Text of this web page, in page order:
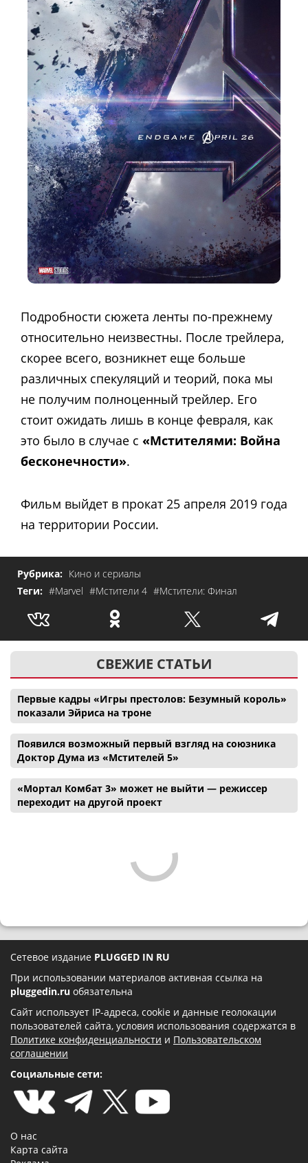
Подробности сюжета ленты по-прежнему
относительно неизвестны. После трейлера,
скорее всего, возникнет еще больше
различных спекуляций и теорий, пока мы
не получим полноценный трейлер. Его
стоит ожидать лишь в конце февраля, как
это было в случае с «Мстителями: Война
бесконечности».
Фильм выйдет в прокат 25 апреля 2019 года
на территории России.
Рубрика: Кино и сериалы
Теги: #Marvel #Мстители 4 #Мстители: Финал
СВЕЖИЕ СТАТЬИ
Первые кадры «Игры престолов: Безумный король»
показали Эйриса на троне
Появился возможный первый взгляд на союзника
Доктор Дума из «Мстителей 5»
«Мортал Комбат 3» может не выйти — режиссер
переходит на другой проект
Сетевое издание PLUGGED IN RU
При использовании материалов активная ссылка на
pluggedin.ru обязательна
Сайт использует IP-адреса, cookie и данные геолокации
пользователей сайта, условия использования содержатся в
Политике конфиденциальности и Пользовательском
соглашении
Социальные сети:
О нас
Карта сайта